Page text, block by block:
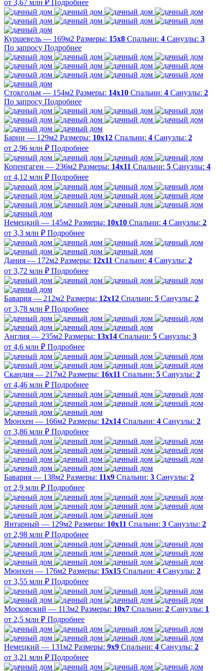
от 3,67 млн ₽ Подробнее
Куршевель — 169м2 Размеры: 15х8 Спальни: 4 Санузлы: 3
По запросу Подробнее
Стокгольм — 154м2 Размеры: 14х10 Спальни: 4 Санузлы: 2
По запросу Подробнее
Барни — 129м2 Размеры: 10х12 Спальни: 4 Санузлы: 2
от 2,96 млн ₽ Подробнее
Копенгаген — 236м2 Размеры: 14х11 Спальни: 5 Санузлы: 4
от 4,12 млн ₽ Подробнее
Немецкий — 145м2 Размеры: 10х10 Спальни: 4 Санузлы: 2
от 3,3 млн ₽ Подробнее
Дания — 172м2 Размеры: 12х11 Спальни: 4 Санузлы: 2
от 3,72 млн ₽ Подробнее
Бавария — 212м2 Размеры: 12х12 Спальни: 5 Санузлы: 2
от 3,78 млн ₽ Подробнее
Англия — 235м2 Размеры: 13х14 Спальни: 5 Санузлы: 3
от 4,6 млн ₽ Подробнее
Скандия — 217м2 Размеры: 16х11 Спальни: 5 Санузлы: 2
от 4,46 млн ₽ Подробнее
Мюнхен — 166м2 Размеры: 12х14 Спальни: 4 Санузлы: 2
от 3,86 млн ₽ Подробнее
Бавария — 138м2 Размеры: 11х9 Спальни: 3 Санузлы: 2
от 2,9 млн ₽ Подробнее
Янтарный — 129м2 Размеры: 10х11 Спальни: 3 Санузлы: 2
от 2,98 млн ₽ Подробнее
Мюнхен — 176м2 Размеры: 15х15 Спальни: 4 Санузлы: 2
от 3,55 млн ₽ Подробнее
Московский — 113м2 Размеры: 10х7 Спальни: 2 Санузлы: 1
от 2,5 млн ₽ Подробнее
Немецкий — 131м2 Размеры: 9х9 Спальни: 4 Санузлы: 2
от 3,21 млн ₽ Подробнее